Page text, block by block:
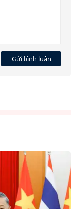
Gửi bình luận